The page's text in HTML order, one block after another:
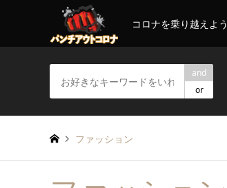
コロナを乗り越えよう
and
or
ファッション